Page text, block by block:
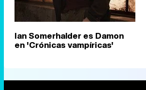
Ian Somerhalder es Damon
en 'Crónicas vampíricas'